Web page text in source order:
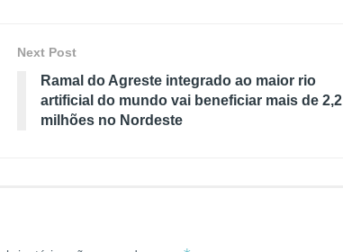
Next Post
Ramal do Agreste integrado ao maior rio
artificial do mundo vai beneficiar mais de 2,2
milhões no Nordeste